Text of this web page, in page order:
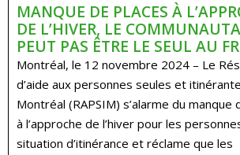
MANQUE DE PLACES À
DE L’HIVER, LE
PEUT PAS ÊTRE LE SEUL AU
Montréal, le 12 novembre 2024 – Le
d’aide aux personnes seules et
Montréal (RAPSIM) s’alarme du manque
à l’approche de l’hiver pour les
situation d’itinérance et réclame que les